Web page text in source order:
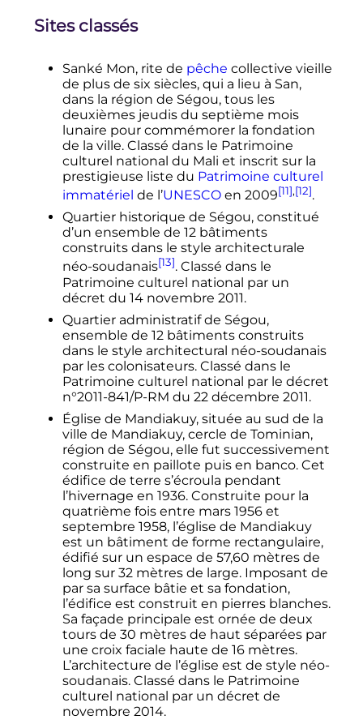
Sites classés
Sanké Mon, rite de pêche collective vieille
de plus de six siècles, qui a lieu à San,
dans la région de Ségou, tous les
deuxièmes jeudis du septième mois
lunaire pour commémorer la fondation
de la ville. Classé dans le Patrimoine
culturel national du Mali et inscrit sur la
prestigieuse liste du Patrimoine culturel
immatériel de l’UNESCOen 2009[11],[12].
Quartier historique de Ségou, constitué
d’un ensemble de 12 bâtiments
construits dans le style architecturale
néo-soudanais[13]. Classé dans le
Patrimoine culturel national par un
décret du 14 novembre 2011.
Quartier administratif de Ségou,
ensemble de 12 bâtiments construits
dans le style architectural néo-soudanais
par les colonisateurs. Classé dans le
Patrimoine culturel national par le décret
n°2011-841/P-RM du 22 décembre 2011.
Église de Mandiakuy, située au sud de la
ville de Mandiakuy, cercle de Tominian,
région de Ségou, elle fut successivement
construite en paillote puis en banco. Cet
édifice de terre s’écroula pendant
l’hivernage en 1936. Construite pour la
quatrième fois entre mars 1956et
septembre 1958, l’église de Mandiakuy
est un bâtiment de forme rectangulaire,
édifié sur un espace de 57,60 mètres de
long sur 32 mètres de large. Imposant de
par sa surface bâtie et sa fondation,
l’édifice est construit en pierres blanches.
Sa façade principale est ornée de deux
tours de 30 mètres de haut séparées par
une croix faciale haute de 16 mètres.
L’architecture de l’église est de style néo-
soudanais. Classé dans le Patrimoine
culturel national par un décret de
novembre 2014.